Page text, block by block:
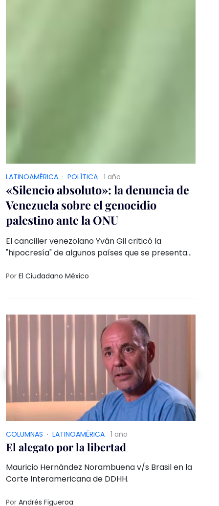
LATINOAMÉRICA · POLÍTICA 1 año
«Silencio absoluto»: la denuncia de
Venezuela sobre el genocidio
palestino ante la ONU
El canciller venezolano Yván Gil criticó la
"hipocresía" de algunos países que se presentan
acciones en Gaza
Por El Ciudadano México
COLUMNAS · LATINOAMÉRICA 1 año
El alegato por la libertad
Mauricio Hernández Norambuena v/s Brasil en la
Corte Interamericana de DDHH.
Por Andrés Figueroa